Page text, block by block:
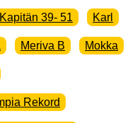
Kapitän 39- 51 Karl
Meriva B Mokka
Rekord